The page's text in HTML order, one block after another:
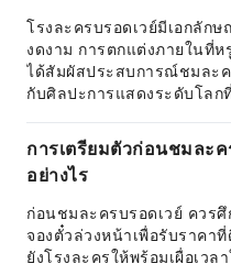
โรงละครบรอดเวย์มีเอกลัก
งดงาม การตกแต่งภายในที่
ได้สัมผัสประสบการณ์ชมละค
กับศิลปะการแสดงระดับโลก
การเตรียมตัวก่อนชมละค
อย่างไร
ก่อนชมละครบรอดเวย์ ควร
จองตั๋วล่วงหน้าเพื่อรับราคา
ยังโรงละครให้พร้อมเผื่อเวล